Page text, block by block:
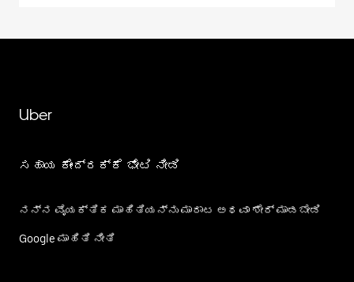
Uber
ಸಹಾಯ ಕೇಂದ್ರಕ್ಕೆ ಭೇಟಿ ನೀಡಿ
ನನ್ನ ವೈಯಕ್ತಿಕ ಮಾಹಿತಿಯನ್ನು ಮಾರಾಟ ಅಥವಾ ಶೇರ್‌ ಮಾಡಬೇಡಿ
Google ಮಾಹಿತಿ ನೀತಿ